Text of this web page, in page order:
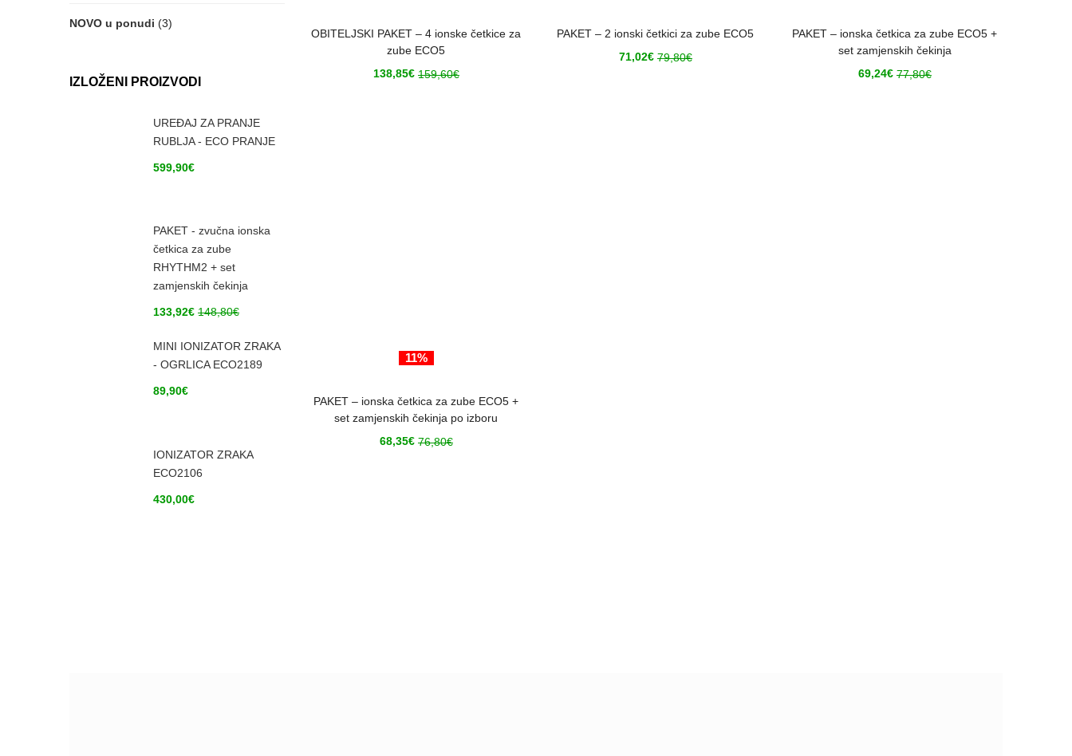
OBITELJSKI PAKET – 4 ionske četkice za
zube ECO5
138,85€ 159,60€
PAKET – 2 ionski četkici za zube ECO5
71,02€ 79,80€
PAKET – ionska četkica za zube ECO5 +
set zamjenskih čekinja
69,24€ 77,80€
11%
PAKET – ionska četkica za zube ECO5 +
set zamjenskih čekinja po izboru
68,35€ 76,80€
NOVO u ponudi (3)
IZLOŽENI PROIZVODI
UREĐAJ ZA PRANJE
RUBLJA - ECO PRANJE
599,90€
PAKET - zvučna ionska
četkica za zube
RHYTHM2 + set
zamjenskih čekinja
133,92€ 148,80€
MINI IONIZATOR ZRAKA
- OGRLICA ECO2189
89,90€
IONIZATOR ZRAKA
ECO2106
430,00€